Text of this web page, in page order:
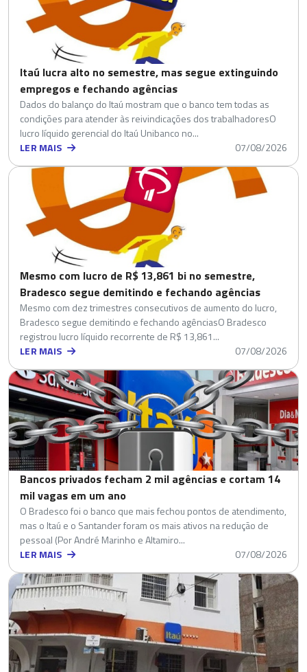
Itaú lucra alto no semestre, mas segue extinguindo
empregos e fechando agências
Dados do balanço do Itaú mostram que o banco tem todas as
condições para atender às reivindicações dos trabalhadoresO
lucro líquido gerencial do Itaú Unibanco no...
LER MAIS
07/08/2026
Mesmo com lucro de R$ 13,861 bi no semestre,
Bradesco segue demitindo e fechando agências
Mesmo com dez trimestres consecutivos de aumento do lucro,
Bradesco segue demitindo e fechando agênciasO Bradesco
registrou lucro líquido recorrente de R$ 13,861...
LER MAIS
07/08/2026
Bancos privados fecham 2 mil agências e cortam 14
mil vagas em um ano
O Bradesco foi o banco que mais fechou pontos de atendimento,
mas o Itaú e o Santander foram os mais ativos na redução de
pessoal (Por André Marinho e Altamiro...
LER MAIS
07/08/2026